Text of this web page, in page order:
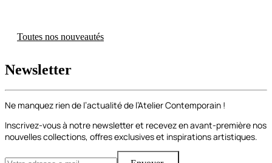
Toutes nos nouveautés
Newsletter
Ne manquez rien de l’actualité de l’Atelier Contemporain !
Inscrivez-vous à notre newsletter et recevez en avant-première nos
nouvelles collections, offres exclusives et inspirations artistiques.